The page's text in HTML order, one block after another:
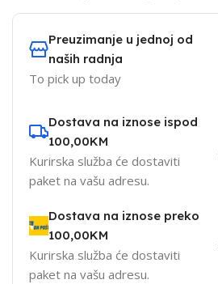
Preuzimanje u jednoj od
naših radnja
To pick up today
Dostava na iznose ispod
100,00KM
Kurirska služba će dostaviti
paket na vašu adresu.
Dostava na iznose preko
100,00KM
Kurirska služba će dostaviti
paket na vašu adresu.